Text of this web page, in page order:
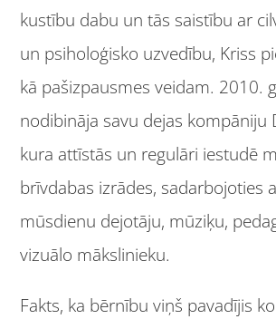
kustību dabu un tās saistību ar
un psiholoģisko uzvedību, Kriss
kā pašizpausmes veidam. 2010.
nodibināja savu dejas kompāniju
kura attīstās un regulāri iestudē
brīvdabas izrādes, sadarbojoties
mūsdienu dejotāju, mūziķu,
vizuālo mākslinieku.
Fakts, ka bērnību viņš pavadījis